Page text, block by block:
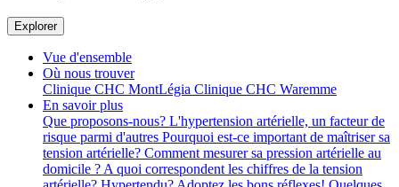
Explorer
Vue d'ensemble
Où nous trouver
Clinique CHC MontLégia Clinique CHC Waremme
En savoir plus
Que proposons-nous? L'hypertension artérielle, un facteur de
risque parmi d'autres Pourquoi est-ce important de maîtriser sa
tension artérielle? Comment mesurer sa pression artérielle au
domicile ?A quoi correspondent les chiffres de la tension